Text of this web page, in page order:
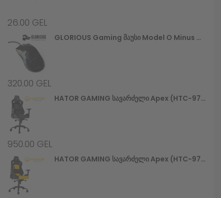
26.00 GEL
GLORIOUS Gaming Მაუსი Model O Minus Glossy, Black (GOM-GBlack)
320.00 GEL
HATOR GAMING Სავარძელი Apex (HTC-970) Alcantara Black
950.00 GEL
HATOR GAMING Სავარძელი Apex (HTC-971) Black/Yellow